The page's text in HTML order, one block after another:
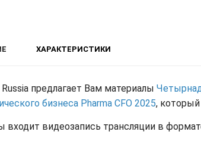
ХАРАКТЕРИСТИКИ
Russia предлагает Вам материалы
бизнеса Pharma CFO 2025, который
входит видеозапись трансляции в